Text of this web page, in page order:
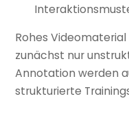
Rohes
zunächst nur
Annotation werden
strukturierte